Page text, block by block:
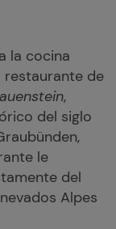
la cocina
restaurante de
,
del siglo
le
del
Alpes